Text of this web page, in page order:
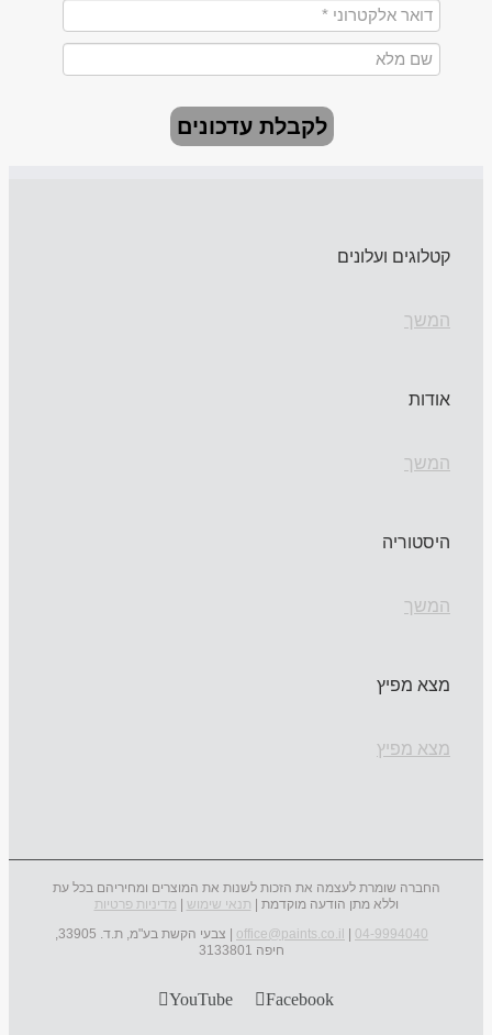
לקבלת עדכונים
קטלוגים ועלונים
המשך
אודות
המשך
היסטוריה
המשך
מצא מפיץ
מצא מפיץ
החברה שומרת לעצמה את הזכות לשנות את המוצרים ומחיריהם בכל עת
וללא מתן הודעה מוקדמת | תנאי שימוש
מדיניות פרטיות
04-9994040
office@paints.co.il
| צבעי הקשת בע"מ, ת.ד. 33905,
חיפה 3133801
Facebook
YouTube